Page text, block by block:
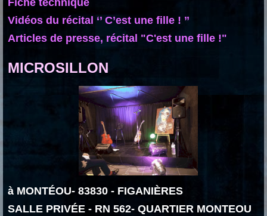
Fiche technique
Vidéos du récital ‘’ C’est une fille ! ’’
Articles de presse, récital "C'est une fille !"
MICROSILLON
à MONTÉOU- 83830 - FIGANIÈRES
SALLE PRIVÉE - RN 562- QUARTIER MONTEOU